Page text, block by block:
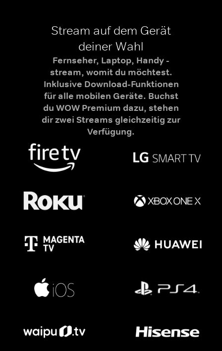
Stream auf dem Gerät
deiner Wahl
Fernseher, Laptop, Handy -
stream, womit du möchtest.
Inklusive Download-Funktionen
für alle mobilen Geräte. Buchst
du WOW Premium dazu, stehen
dir zwei Streams gleichzeitig zur
Verfügung.